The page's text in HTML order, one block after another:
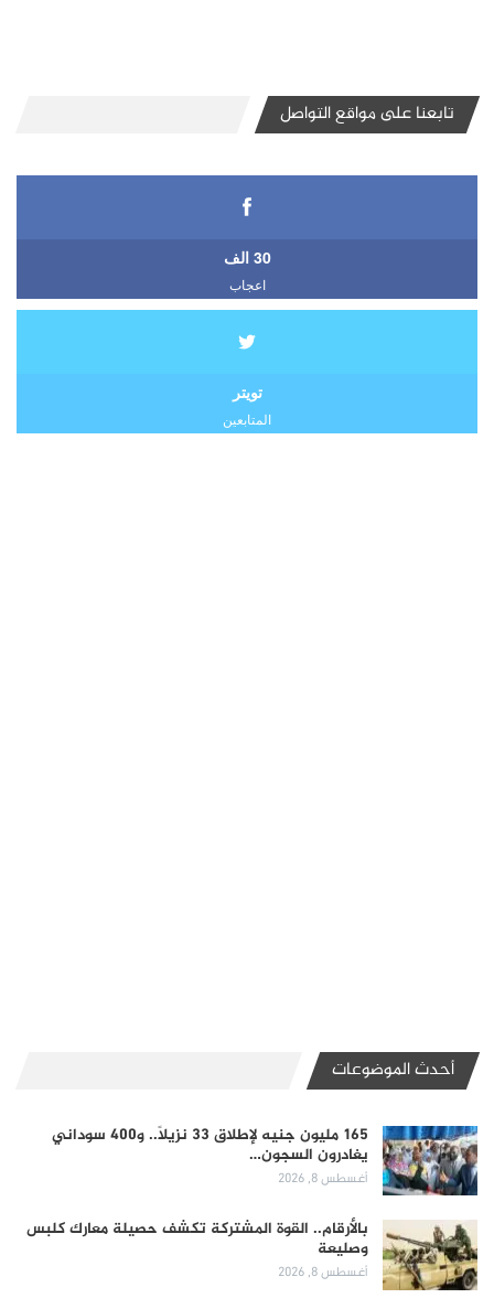
تابعنا على مواقع التواصل
30 الف
اعجاب
تويتر
المتابعين
أحدث الموضوعات
165 مليون جنيه لإطلاق 33 نزيلاً.. و400 سوداني
يغادرون السجون…
أغسطس 8, 2026
بالأرقام.. القوة المشتركة تكشف حصيلة معارك كلبس
وصليعة
أغسطس 8, 2026